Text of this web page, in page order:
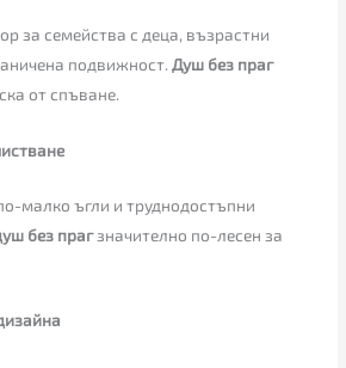
за семейства с деца, възрастни
подвижност.Душ без праг
от спъване.
малко ъгли и труднодостъпни
без прагзначително по-лесен за